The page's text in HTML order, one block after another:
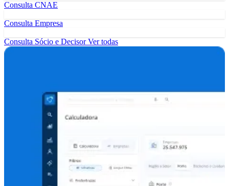
Consulta CNAE
Consulta Empresa
Consulta Sócio e DecisorVer todas